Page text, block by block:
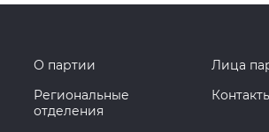
О партии
Лица
Региональные
отделения